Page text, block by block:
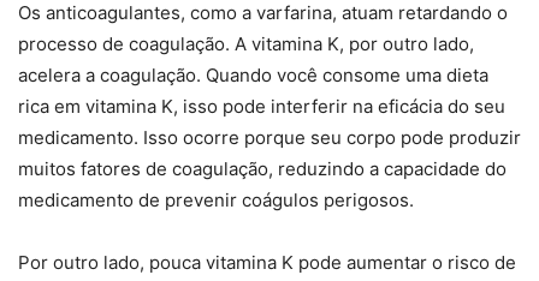
Os anticoagulantes, como a varfarina, atuam retardando o
processo de coagulação. A vitamina K, por outro lado,
acelera a coagulação. Quando você consome uma dieta
rica em vitamina K, isso pode interferir na eficácia do seu
medicamento. Isso ocorre porque seu corpo pode produzir
muitos fatores de coagulação, reduzindo a capacidade do
medicamento de prevenir coágulos perigosos.
Por outro lado, pouca vitamina K pode aumentar o risco de